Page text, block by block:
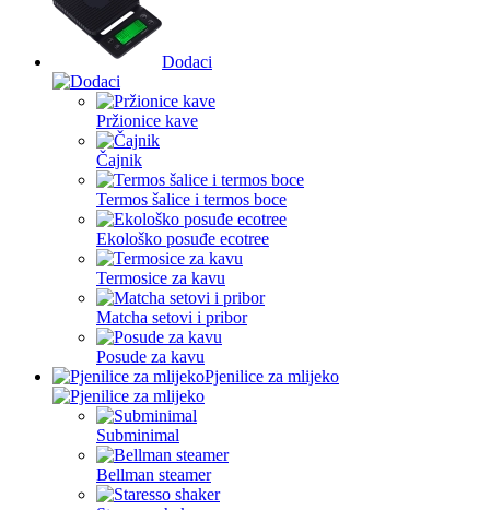
Dodaci
Pržionice kave
Čajnik
Termos šalice i termos boce
Ekološko posuđe ecotree
Termosice za kavu
Matcha setovi i pribor
Posude za kavu
Pjenilice za mlijeko
Subminimal
Bellman steamer